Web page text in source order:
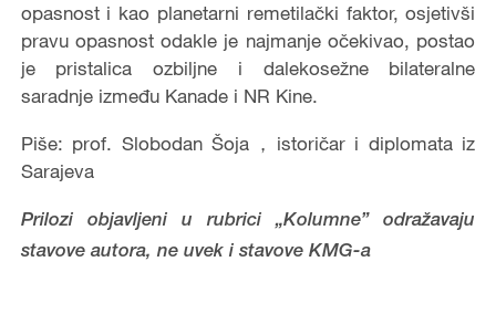
opasnost i kao planetarni remetilački faktor, osjetivši
pravu opasnost odakle je najmanje očekivao, postao
je pristalica ozbiljne i dalekosežne bilateralne
saradnje između Kanade i NR Kine.
Piše: prof. Slobodan Šoja，istoričar i diplomata iz
Sarajeva
Prilozi objavljeni u rubrici „Kolumne” odražavaju
stavove autora, ne uvek i stavove KMG-a